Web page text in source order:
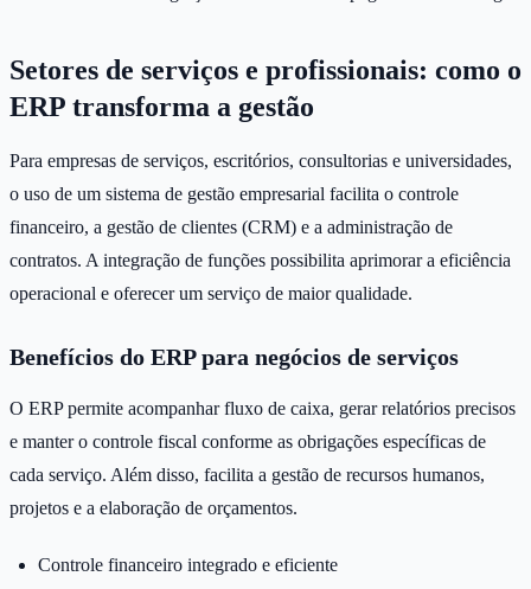
Setores de serviços e profissionais: como o
ERP transforma a gestão
Para empresas de serviços, escritórios, consultorias e universidades,
o uso de um sistema de gestão empresarial facilita o controle
financeiro, a gestão de clientes (CRM) e a administração de
contratos. A integração de funções possibilita aprimorar a eficiência
operacional e oferecer um serviço de maior qualidade.
Benefícios do ERP para negócios de serviços
O ERP permite acompanhar fluxo de caixa, gerar relatórios precisos
e manter o controle fiscal conforme as obrigações específicas de
cada serviço. Além disso, facilita a gestão de recursos humanos,
projetos e a elaboração de orçamentos.
Controle financeiro integrado e eficiente